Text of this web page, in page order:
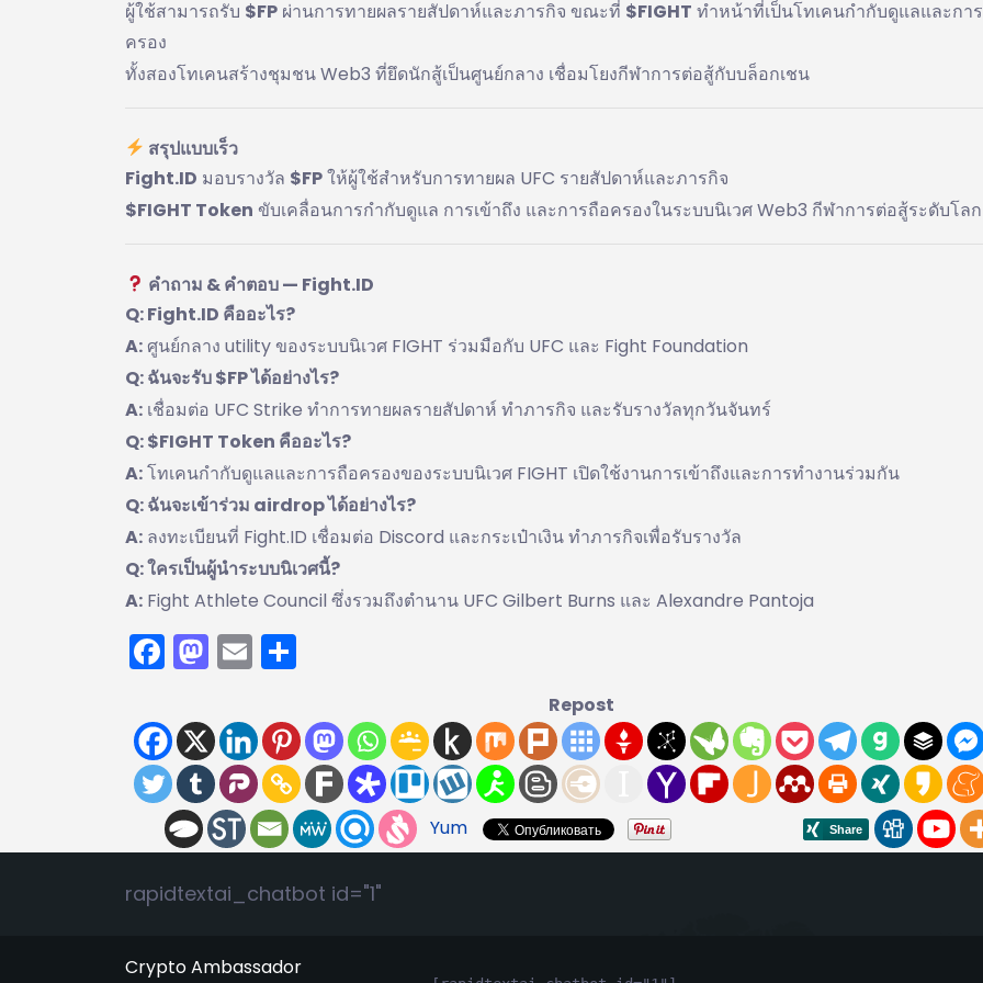
ผู้ใช้สามารถรับ $FP ผ่านการทายผลรายสัปดาห์และภารกิจ ขณะที่ $FIGHT ทำหน้าที่เป็นโทเคนกำกับดูแลและกา
ครอง
ทั้งสองโทเคนสร้างชุมชน Web3 ที่ยึดนักสู้เป็นศูนย์กลาง เชื่อมโยงกีฬาการต่อสู้กับบล็อกเชน
สรุปแบบเร็ว
Fight.ID มอบรางวัล $FPให้ผู้ใช้สำหรับการทายผล UFC รายสัปดาห์และภารกิจ
$FIGHT Token ขับเคลื่อนการกำกับดูแล การเข้าถึง และการถือครองในระบบนิเวศ Web3 กีฬาการต่อสู้ระดับโลก
คำถาม & คำตอบ — Fight.ID
Q: Fight.ID คืออะไร?
A:ศูนย์กลาง utility ของระบบนิเวศ FIGHT ร่วมมือกับ UFC และ Fight Foundation
Q: ฉันจะรับ $FP ได้อย่างไร?
A: เชื่อมต่อ UFC Strike ทำการทายผลรายสัปดาห์ ทำภารกิจ และรับรางวัลทุกวันจันทร์
Q: $FIGHT Token คืออะไร?
A:โทเคนกำกับดูแลและการถือครองของระบบนิเวศ FIGHT เปิดใช้งานการเข้าถึงและการทำงานร่วมกัน
Q: ฉันจะเข้าร่วม airdrop ได้อย่างไร?
A: ลงทะเบียนที่ Fight.ID เชื่อมต่อ Discord และกระเป๋าเงิน ทำภารกิจเพื่อรับรางวัล
Q: ใครเป็นผู้นำระบบนิเวศนี้?
A: Fight Athlete Council ซึ่งรวมถึงตำนาน UFC Gilbert Burns และ Alexandre Pantoja
Facebook
Mastodon
Email
Repost
Yum
rapidtextai_chatbot id="1"
Crypto Ambassador